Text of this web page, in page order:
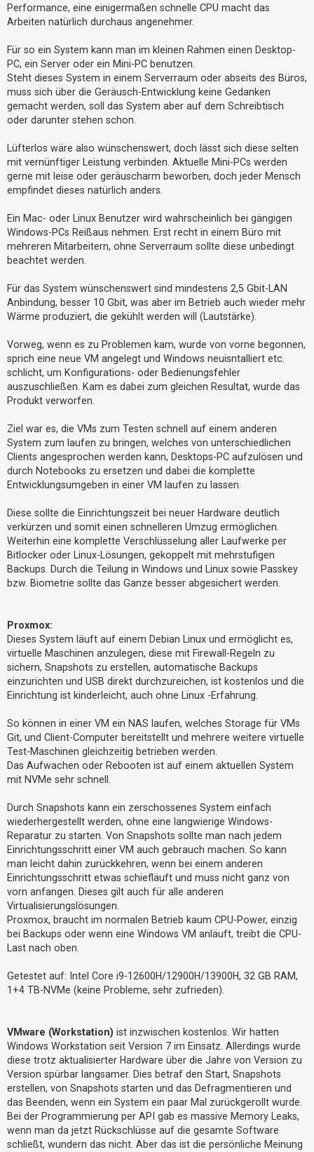
S
c
h
e
A
Q
Performance, eine einigermaßen schnelle CPU macht das
Arbeiten natürlich durchaus angenehmer.
Für so ein System kann man im kleinen Rahmen einen Desktop-
PC, ein Server oder ein Mini-PC benutzen.
Steht dieses System in einem Serverraum oder abseits des Büros,
muss sich über die Geräusch-Entwicklung keine Gedanken
gemacht werden, soll das System aber auf dem Schreibtisch
oder darunter stehen schon.
Lüfterlos wäre also wünschenswert, doch lässt sich diese selten
mit vernünftiger Leistung verbinden. Aktuelle Mini-PCs werden
gerne mit leise oder geräuscharm beworben, doch jeder Mensch
empfindet dieses natürlich anders.
Ein Mac- oder Linux Benutzer wird wahrscheinlich bei gängigen
Windows-PCs Reißaus nehmen. Erst recht in einem Büro mit
mehreren Mitarbeitern, ohne Serverraum sollte diese unbedingt
beachtet werden.
Für das System wünschenswert sind mindestens 2,5 Gbit-LAN
Anbindung, besser 10 Gbit, was aber im Betrieb auch wieder mehr
Wärme produziert, die gekühlt werden will (Lautstärke).
Vorweg, wenn es zu Problemen kam, wurde von vorne begonnen,
sprich eine neue VM angelegt und Windows neuisntalliert etc.
schlicht, um Konfigurations- oder Bedienungsfehler
auszuschließen. Kam es dabei zum gleichen Resultat, wurde das
Produkt verworfen.
Ziel war es, die VMs zum Testen schnell auf einem anderen
System zum laufen zu bringen, welches von unterschiedlichen
Clients angesprochen werden kann, Desktops-PC aufzulösen und
durch Notebooks zu ersetzen und dabei die komplette
Entwicklungsumgeben in einer VM laufen zu lassen.
Diese sollte die Einrichtungszeit bei neuer Hardware deutlich
verkürzen und somit einen schnelleren Umzug ermöglichen.
Weiterhin eine komplette Verschlüsselung aller Laufwerke per
Bitlocker oder Linux-Lösungen, gekoppelt mit mehrstufigen
Backups. Durch die Teilung in Windows und Linux sowie Passkey
bzw. Biometrie sollte das Ganze besser abgesichert werden.
Proxmox:
Dieses System läuft auf einem Debian Linux und ermöglicht es,
virtuelle Maschinen anzulegen, diese mit Firewall-Regeln zu
sichern, Snapshots zu erstellen, automatische Backups
einzurichten und USB direkt durchzureichen, ist kostenlos und die
Einrichtung ist kinderleicht, auch ohne Linux -Erfahrung.
So können in einer VM ein NAS laufen, welches Storage für VMs
Git, und Client-Computer bereitstellt und mehrere weitere virtuelle
Test-Maschinen gleichzeitig betrieben werden.
Das Aufwachen oder Rebooten ist auf einem aktuellen System
mit NVMe sehr schnell.
Durch Snapshots kann ein zerschossenes System einfach
wiederhergestellt werden, ohne eine langwierige Windows-
Reparatur zu starten. Von Snapshots sollte man nach jedem
Einrichtungsschritt einer VM auch gebrauch machen. So kann
man leicht dahin zurückkehren, wenn bei einem anderen
Einrichtungsschritt etwas schiefläuft und muss nicht ganz von
vorn anfangen. Dieses gilt auch für alle anderen
Virtualisierungslösungen.
Proxmox, braucht im normalen Betrieb kaum CPU-Power, einzig
bei Backups oder wenn eine Windows VM anläuft, treibt die CPU-
Last nach oben.
Getestet auf: Intel Core i9-12600H/12900H/13900H, 32 GB RAM,
1+4 TB-NVMe (keine Probleme, sehr zufrieden).
VMware (Workstation) ist inzwischen kostenlos. Wir hatten
Windows Workstation seit Version 7 im Einsatz. Allerdings wurde
diese trotz aktualisierter Hardware über die Jahre von Version zu
Version spürbar langsamer. Dies betraf den Start, Snapshots
erstellen, von Snapshots starten und das Defragmentieren und
das Beenden, wenn ein System ein paar Mal zurückgerollt wurde.
Bei der Programmierung per API gab es massive Memory Leaks,
wenn man da jetzt Rückschlüsse auf die gesamte Software
schließt, wundern das nicht. Aber das ist die persönliche Meinung